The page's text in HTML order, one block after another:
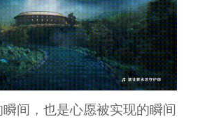
间，也是心愿被实现的瞬间